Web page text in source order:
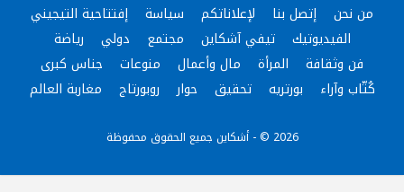
من نحن إتصل بنا لإعلاناتكم سياسة
إفتتاحية التيجيني
الفيديوتيك
تيفي آشكاين مجتمع دولي
رياضة
فن وثقافة
المرأة مال وأعمال منوعات
جناس كبرى
كُتّاب وآراء
بورتريه تحقيق حوار روبورتاج مغاربة العالم
2026 © - أشكاين جميع الحقوق محفوظة